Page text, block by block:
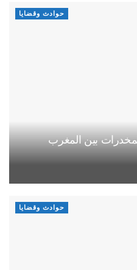
حوادث وقضايا
بين المغرب
حوادث وقضايا